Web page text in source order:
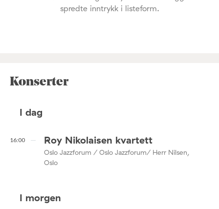
spredte inntrykk i listeform.
Konserter
I dag
16:00 Roy Nikolaisen kvartett
Oslo Jazzforum / Oslo Jazzforum/ Herr Nilsen,
Oslo
I morgen